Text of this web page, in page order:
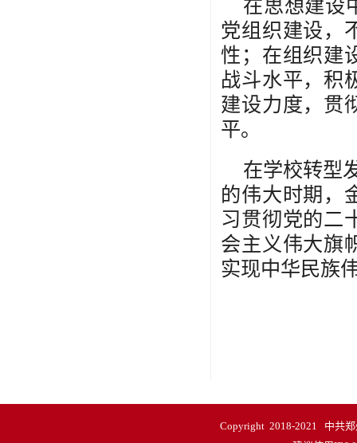
在思想建设
党组织建设，
性；在组织建
战斗水平，积
建设力度，贯
平。
在学校转型
的伟大时期，
习贯彻党的二
会主义伟大旗
实现中华民族
Copyright 2018-2021 中共